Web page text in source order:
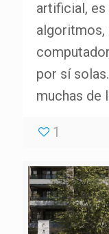
artificial, es
algoritmos,
por sí
muchas de
1